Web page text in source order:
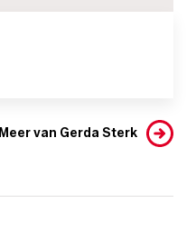
Meer van Gerda Sterk